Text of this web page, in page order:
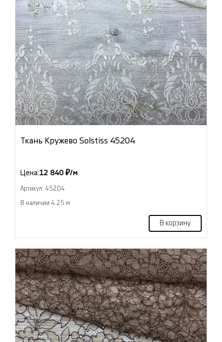
Ткань Кружево Solstiss 45204
Цена:12 840 ₽/м
Артикул: 45204
В наличии 4.25 м
В корзину